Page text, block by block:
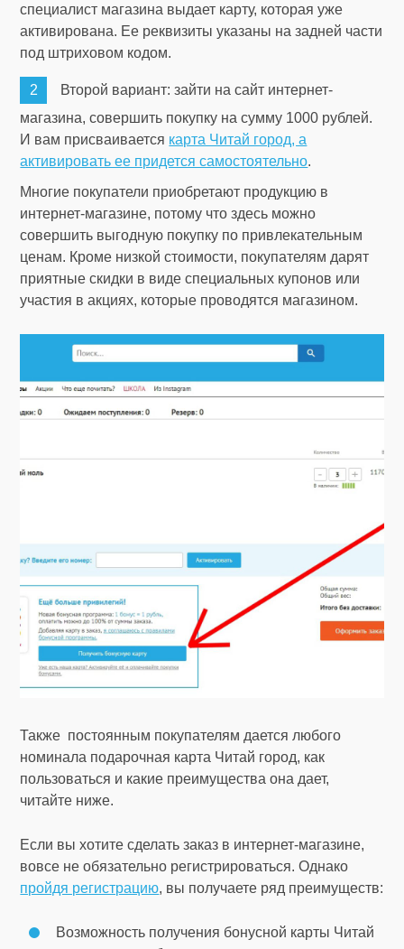
специалист магазина выдает карту, которая уже
активирована. Ее реквизиты указаны на задней части
под штриховом кодом.
Второй вариант: зайти на сайт интернет-
магазина, совершить покупку на сумму 1000 рублей.
И вам присваивается карта Читай город, а
активировать ее придется самостоятельно.
Многие покупатели приобретают продукцию в
интернет-магазине, потому что здесь можно
совершить выгодную покупку по привлекательным
ценам. Кроме низкой стоимости, покупателям дарят
приятные скидки в виде специальных купонов или
участия в акциях, которые проводятся магазином.
Также постоянным покупателям дается любого
номинала подарочная карта Читай город, как
пользоваться и какие преимущества она дает,
читайте ниже.
Если вы хотите сделать заказ в интернет-магазине,
вовсе не обязательно регистрироваться. Однако
пройдя регистрацию, вы получаете ряд преимуществ:
Возможность получения бонусной карты Читай